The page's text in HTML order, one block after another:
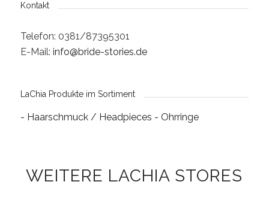
Kontakt
Telefon: 0381/87395301
E-Mail: info@bride-stories.de
LaChia Produkte im Sortiment
- Haarschmuck / Headpieces - Ohrringe
WEITERE LACHIA STORES